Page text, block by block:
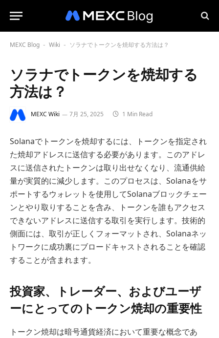
MEXC Blog - Wiki - ソラナでトークンを焼却する方法は？
ソラナでトークンを焼却する
方法は？
MEXC Wiki 7月 25, 2025 1 Min Read
Solanaでトークンを焼却するには、トークンを指定され
た焼却アドレスに送信する必要があります。このアドレ
スに送信されたトークンは取り出せなくなり、流通供給
量が実質的に減少します。このプロセスは、Solanaをサ
ポートするウォレットを使用してSolanaブロックチェー
ンとやり取りすることを含み、トークンを誰もアクセス
できないアドレスに送信する取引を実行します。技術的
側面には、取引が正しくフォーマットされ、Solanaネッ
トワークに成功裏にブロードキャストされることを確認
することが含まれます。
投資家、トレーダー、およびユーザ
ーにとってのトークン焼却の重要性
トークン焼却は暗号通貨経済において重要な概念であ